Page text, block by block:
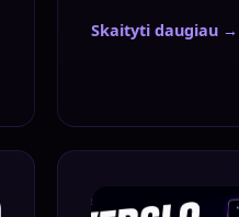
Skaityti daugiau →